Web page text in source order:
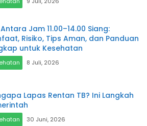
Jam 11.00–14.00 Siang:
Risiko, Tips Aman, dan Panduan
untuk Kesehatan
8 Juli, 2026
Lapas Rentan TB? Ini Langkah
30 Juni, 2026